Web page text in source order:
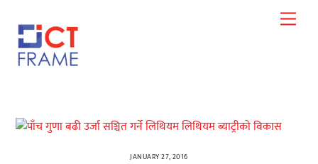
content
JANUARY 27, 2016